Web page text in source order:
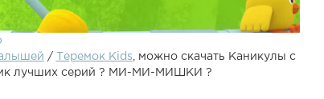
/ Теремок Kids, можно скачать Каникулы с
лучших серий ? МИ-МИ-МИШКИ ?